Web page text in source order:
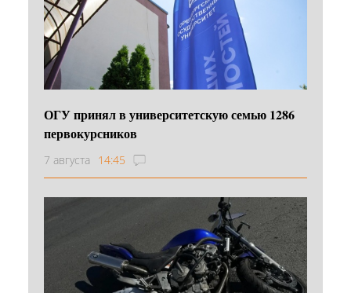
ОГУ принял в университетскую семью 1286
первокурсников
7 августа 14:45